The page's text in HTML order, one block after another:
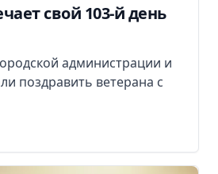
свой 103-й день
администрации и
поздравить ветерана с